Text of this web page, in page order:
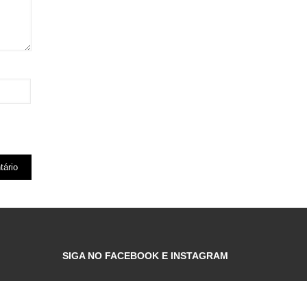
SIGA NO FACEBOOK E INSTAGRAM